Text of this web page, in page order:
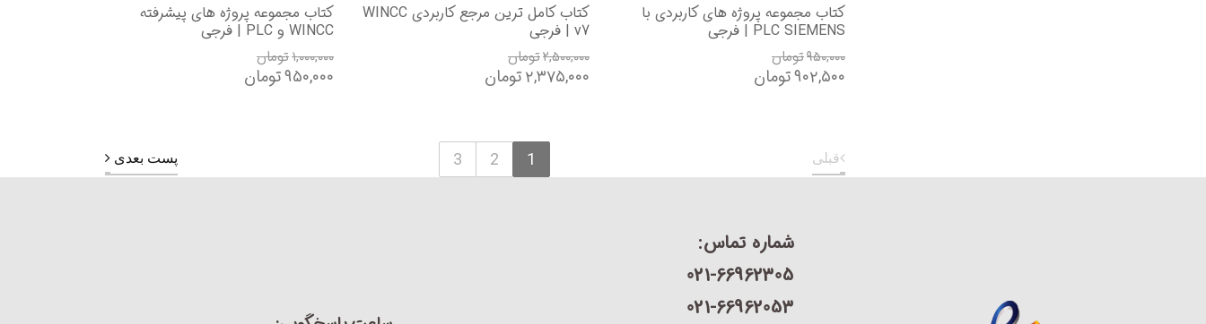
کتاب مجموعه پروژه های کاربردی با
PLC SIEMENS | فرجی
۹۵۰,۰۰۰تومان
۹۰۲,۵۰۰تومان
کتاب کامل ترین مرجع کاربردی WINCC
v7 | فرجی
۲,۵۰۰,۰۰۰تومان
۲,۳۷۵,۰۰۰تومان
کتاب مجموعه پروژه های پیشرفته
WINCC و PLC | فرجی
۱,۰۰۰,۰۰۰تومان
۹۵۰,۰۰۰تومان
قبلی 1
2
3 پست بعدی
شماره تماس:
021-66962305
021-66962053